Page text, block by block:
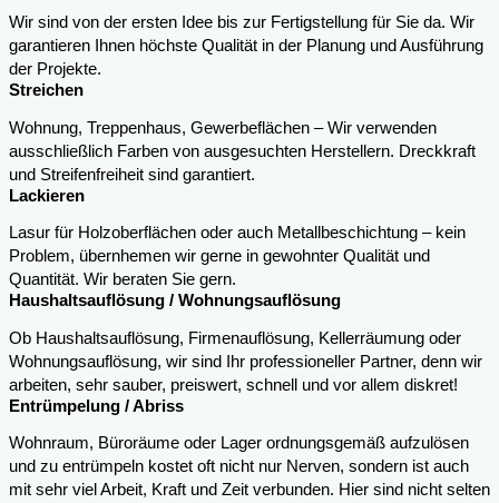
Wir sind von der ersten Idee bis zur Fertigstellung für Sie da. Wir
garantieren Ihnen höchste Qualität in der Planung und Ausführung
der Projekte.
Streichen
Wohnung, Treppenhaus, Gewerbeflächen – Wir verwenden
ausschließlich Farben von ausgesuchten Herstellern. Dreckkraft
und Streifenfreiheit sind garantiert.
Lackieren
Lasur für Holzoberflächen oder auch Metallbeschichtung – kein
Problem, übernhemen wir gerne in gewohnter Qualität und
Quantität. Wir beraten Sie gern.
Haushaltsauflösung / Wohnungsauflösung
Ob Haushaltsauflösung, Firmenauflösung, Kellerräumung oder
Wohnungsauflösung, wir sind Ihr professioneller Partner, denn wir
arbeiten, sehr sauber, preiswert, schnell und vor allem diskret!
Entrümpelung / Abriss
Wohnraum, Büroräume oder Lager ordnungsgemäß aufzulösen
und zu entrümpeln kostet oft nicht nur Nerven, sondern ist auch
mit sehr viel Arbeit, Kraft und Zeit verbunden. Hier sind nicht selten